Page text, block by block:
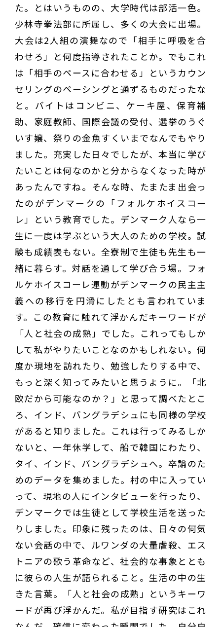
た。とはいうものの、大学時代は部活一色。
少林寺拳法部に所属し、多くの大会に出場。
大会は2人組の演舞なので「相手に呼吸を合
わせろ」と何度指導されたことか。でもこれ
は「相手のペースに合わせる」というカウン
セリングのペーシングと通ずるものだったな
と。バイトはコンビニ、ケーキ屋、保育補
助、家庭教師、国際会議の受付、選挙のうぐ
いす嬢、祭りの金魚すくいまでなんでもやり
ました。充実した日々でしたが、本当に学び
たいことは何なのかと分からなくなった時が
あったんですね。そんな時、たまたま出会っ
たのがデンマークの「フォルケホイスコー
レ」という教育でした。デンマーク人なら一
生に一度は学ぶという大人のための学校。試
験も成績表もない。全寮制で生徒も先生も一
緒に暮らす。対話を通して学び合う場。フォ
ルケホイスコーレ運動がデンマークの民主主
義への移行を円滑にしたとも言われていま
す。この教育に触れて浮かんだキーワードが
「人と社会の成熟」でした。これってもしか
して私がやりたいことなのかもしれない。何
度か現地を訪れたり、勉強したりする中で、
もっと深く知ってみたいと思うように。「北
欧だから可能なのか？」と思って調べたとこ
ろ、インド、バングラデシュにも同様の学校
があると知りました。これは行ってみるしか
ないと、一年休学して、船で韓国にわたり、
タイ、インド、バングラデシュへ。卒論のた
めのデータを集めました。村の中に入ってい
って、現地の人にインタビューを行ったり、
デンマークでは生徒として学校生活を送った
りしました。印象に残ったのは、日々の何気
ない会話の中で、ルワンダの大量虐殺、エス
トニアの歌う革命など、社会的な事象ととも
に彼らの人生が語られること。生活の中の生
きた言葉。「人と社会の成熟」というキーワ
ードが再び浮かんだ。私が目指す研究はこれ